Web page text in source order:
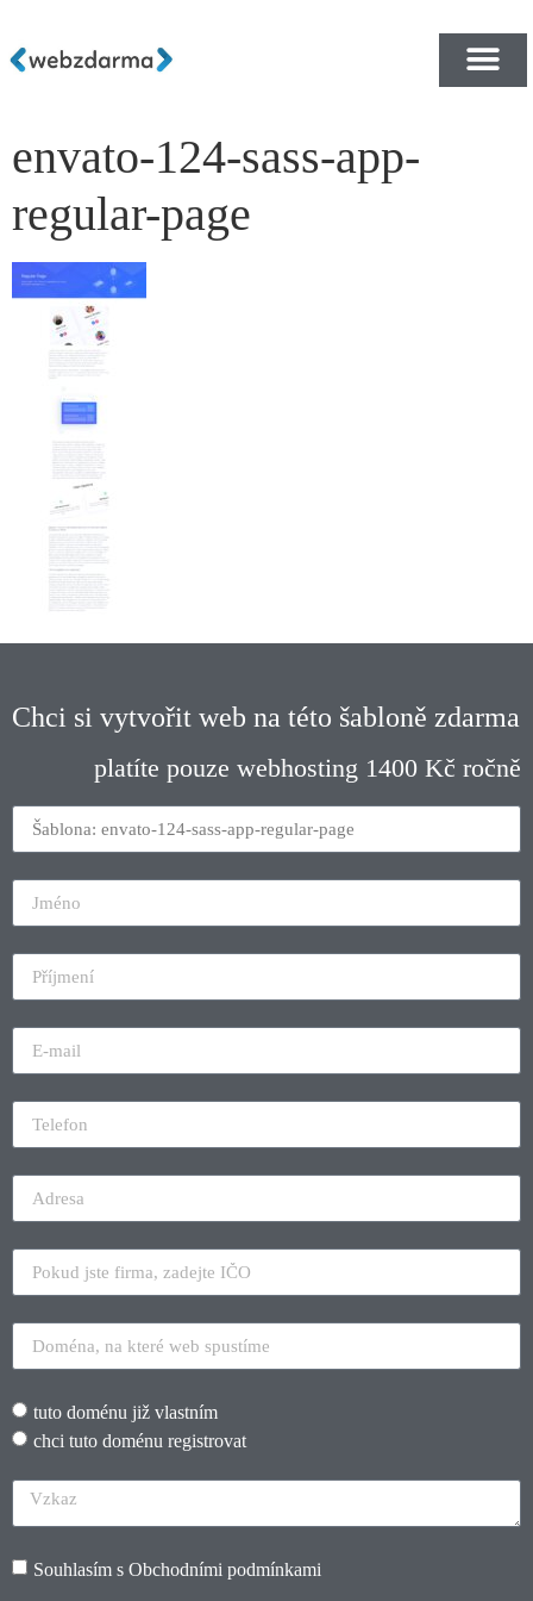
envato-124-sass-app-
regular-page
Chci si vytvořit web na této šabloně zdarma
platíte pouze webhosting 1400 Kč ročně
tuto doménu již vlastním
chci tuto doménu registrovat
Souhlasím s Obchodními podmínkami